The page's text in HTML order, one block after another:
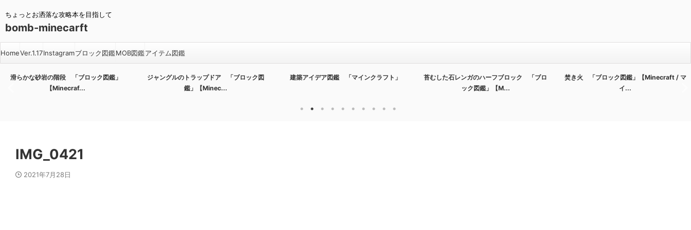
ちょっとお洒落な攻略本を目指して
bomb-minecarft
HomeVer.1.17Instagramブロック図鑑MOB図鑑アイテム図鑑
滑らかな砂岩の階段 「ブロック図鑑」
【Minecraf...
ジャングルのトラップドア 「ブロック図
鑑」【Minec...
建築アイデア図鑑 「マインクラフト」
苔むした石レンガのハーフブロック 「ブロ
ック図鑑」【M...
焚き火 「ブロック図鑑」【Minecraft / マ
イ...
IMG_0421
2021年7月28日